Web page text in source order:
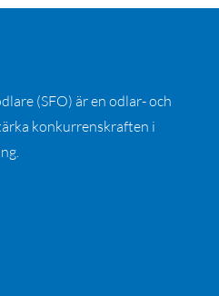
(SFO) är en odlar- och
konkurrenskraften i